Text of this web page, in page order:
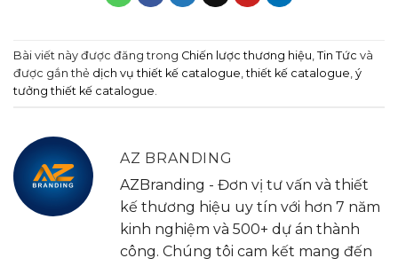
Bài viết này được đăng trong Chiến lược thương hiệu Tin Tức và
được gắn thẻ dịch vụ thiết kế catalogue ,thiết kế catalogue ý
tưởng thiết kế catalogue
AZ BRANDING
AZBranding - Đơn vị tư vấn và thiết
kế thương hiệu uy tín với hơn 7 năm
kinh nghiệm và 500+ dự án thành
công. Chúng tôi cam kết mang đến